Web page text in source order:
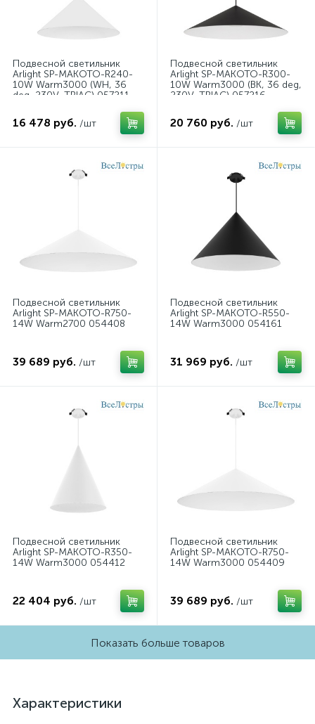
Подвесной светильник
Arlight SP-MAKOTO-R240-
10W Warm3000 (WH, 36
deg, 230V, TRIAC) 057211
16 478 руб. /шт
Подвесной светильник
Arlight SP-MAKOTO-R300-
10W Warm3000 (BK, 36 deg,
230V, TRIAC) 057216
20 760 руб. /шт
Подвесной светильник
Arlight SP-MAKOTO-R750-
14W Warm2700 054408
39 689 руб. /шт
Подвесной светильник
Arlight SP-MAKOTO-R550-
14W Warm3000 054161
31 969 руб. /шт
Подвесной светильник
Arlight SP-MAKOTO-R350-
14W Warm3000 054412
22 404 руб. /шт
Подвесной светильник
Arlight SP-MAKOTO-R750-
14W Warm3000 054409
39 689 руб. /шт
Показать больше товаров
Характеристики